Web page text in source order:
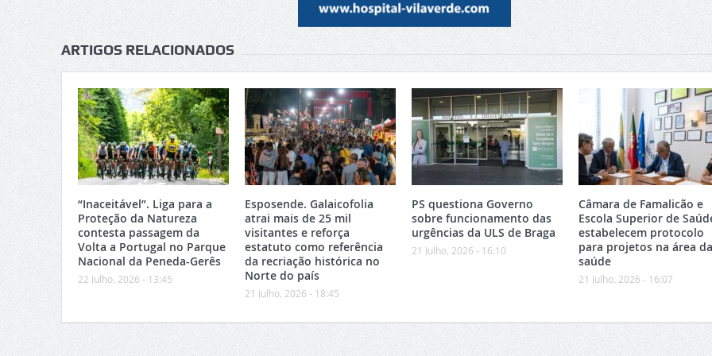
ARTIGOS RELACIONADOS
“Inaceitável”. Liga para a
Proteção da Natureza
contesta passagem da
Volta a Portugal no Parque
Nacional da Peneda-Gerês
22 Julho, 2026 - 13:45
Esposende. Galaicofolia
atrai mais de 25 mil
visitantes e reforça
estatuto como referência
da recriação histórica no
Norte do país
21 Julho, 2026 - 18:45
PS questiona Governo
sobre funcionamento das
urgências da ULS de Braga
21 Julho, 2026 - 16:10
Câmara de Famalicão e
Escola Superior de
estabelecem protocolo
para projetos na área da
saúde
21 Julho, 2026 - 16:07